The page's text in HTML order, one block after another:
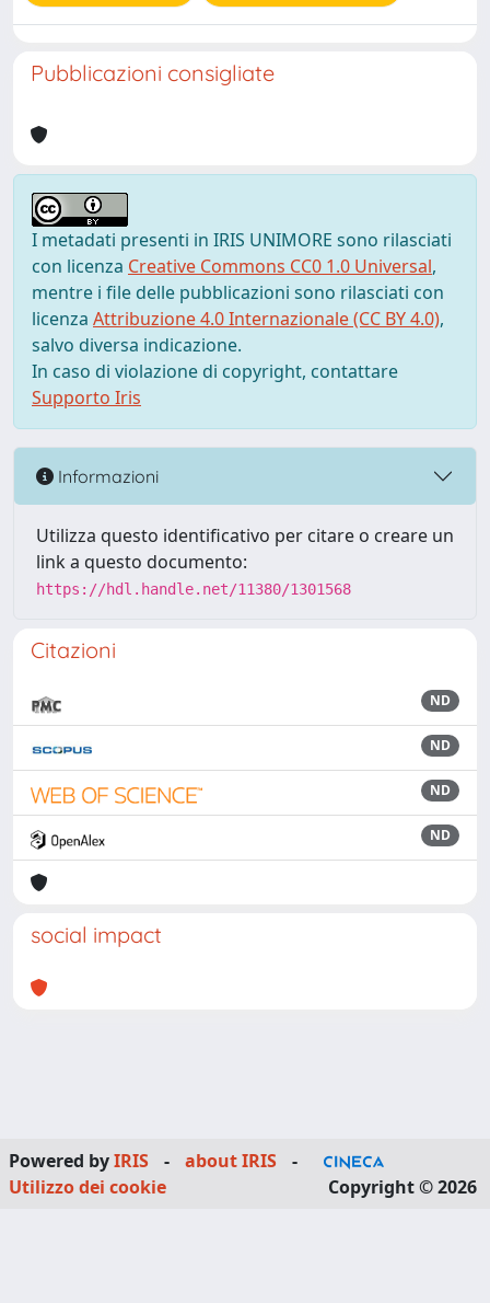
Pubblicazioni consigliate
I metadati presenti in IRIS UNIMORE sono rilasciati
con licenza Creative Commons CC0 1.0 Universal,
mentre i file delle pubblicazioni sono rilasciati con
licenza Attribuzione 4.0 Internazionale (CC BY 4.0),
salvo diversa indicazione.
In caso di violazione di copyright, contattare
Supporto Iris
Informazioni
Utilizza questo identificativo per citare o creare un
link a questo documento:
https://hdl.handle.net/11380/1301568
Citazioni
ND
ND
ND
ND
social impact
Powered byIRIS - about IRIS
-
Utilizzo dei cookie
Copyright © 2026